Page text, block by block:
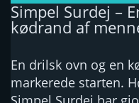
Simpel Surdej –
kødrand af
En drilsk ovn og en
markerede starten.